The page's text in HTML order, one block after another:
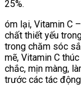
25%.
óm lại, Vitamin C
chất thiết yếu
trong chăm sóc
mẽ, Vitamin C
chắc, mịn màng,
trước các tác